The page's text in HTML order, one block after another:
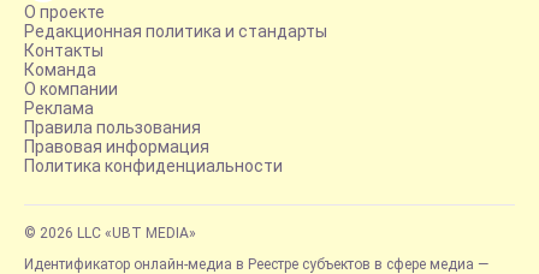
О проекте
Редакционная политика и стандарты
Контакты
Команда
О компании
Реклама
Правила пользования
Правовая информация
Политика конфиденциальности
© 2026 LLC «UBT MEDIA»
Идентификатор онлайн-медиа в Реестре субъектов в сфере медиа —